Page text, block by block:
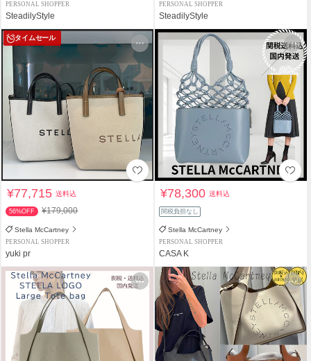
PERSONAL SHOPPER
SteadilyStyle
PERSONAL SHOPPER
SteadilyStyle
タイムセール
¥77,715送料込
56%OFF ¥179,000
Stella McCartney
PERSONAL SHOPPER
yuki pr
¥78,300送料込
関税負担なし
Stella McCartney
PERSONAL SHOPPER
CASA K